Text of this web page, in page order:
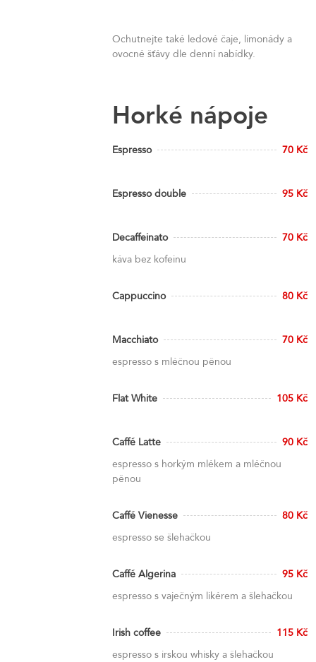
Ochutnejte také ledové čaje, limonády a
ovocné šťávy dle denní nabídky.
Horké nápoje
Espresso 70 Kč
Espresso double 95 Kč
Decaffeinato
70 Kč
káva bez kofeinu
Cappuccino 80 Kč
Macchiato
70 Kč
espresso s mléčnou pěnou
Flat White 105 Kč
Caffé Latte
90 Kč
espresso s horkým mlékem a mléčnou
pěnou
Caffé Vienesse
80 Kč
espresso se šlehačkou
Caffé Algerina
95 Kč
espresso s vaječným likérem a šlehačkou
Irish coffee
115 Kč
espresso s irskou whisky a šlehačkou